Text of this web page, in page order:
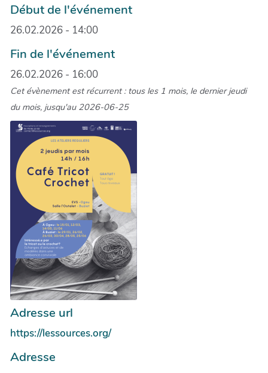
Début de l'événement
26.02.2026 - 14:00
Fin de l'événement
26.02.2026 - 16:00
Cet évènement est récurrent : tous les 1 mois, le dernier jeudi
du mois, jusqu'au 2026-06-25
Adresse url
https://lessources.org/
Adresse